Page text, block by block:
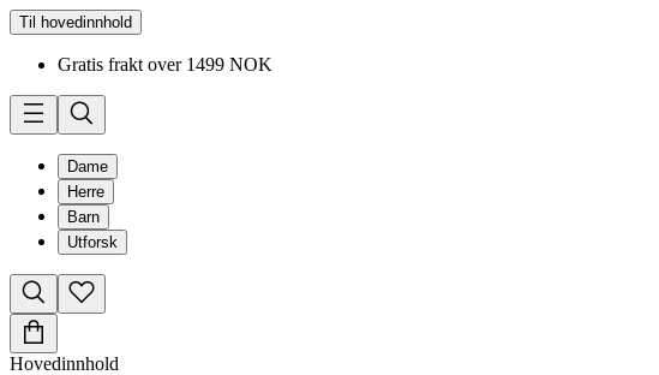
Til hovedinnhold
Gratis frakt over 1499 NOK
Dame
Herre
Barn
Utforsk
Hovedinnhold